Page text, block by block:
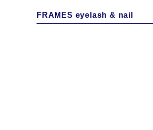
FRAMES eyelash & nail